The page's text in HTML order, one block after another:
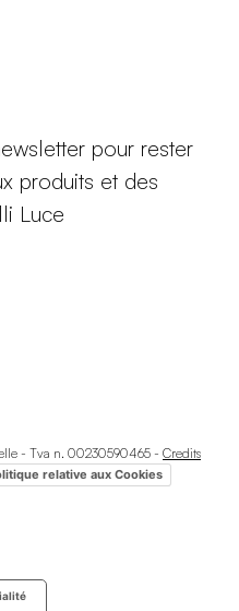
pour rester
produits et des
Luce
- Tva n. 00230590465 - Credits
relative aux Cookies